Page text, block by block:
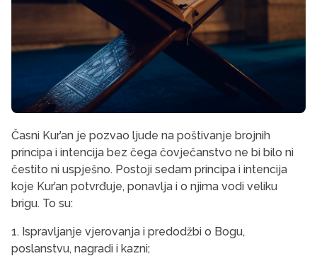
Časni Kur’an je pozvao ljude na poštivanje brojnih
principa i intencija bez čega čovječanstvo ne bi bilo ni
čestito ni uspješno. Postoji sedam principa i intencija
koje Kur’an potvrđuje, ponavlja i o njima vodi veliku
brigu. To su:
1. Ispravljanje vjerovanja i predodžbi o Bogu,
poslanstvu, nagradi i kazni;